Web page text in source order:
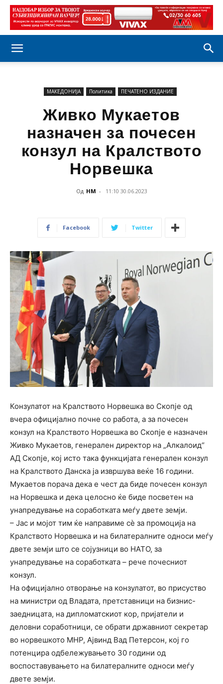
МАКЕДОНИЈА Политика ПЕЧАТЕНО ИЗДАНИЕ
Живко Мукаетов
назначен за почесен
конзул на Кралството
Норвешка
Од НМ - 11:10 30.06.2023
Facebook Twitter
Конзулатот на Кралството Норвешка во Скопје од
вчера официјално почне со работа, а за почесен
конзул на Кралството Норвешка во Скопје е назначен
Живко Мукаетов, генерален директор на „Алкалоид“
АД Скопје, кој исто така функцијата генерален конзул
на Кралството Данска ја извршува веќе 16 години.
Мукаетов порача дека е чест да биде почесен конзул
на Норвешка и дека целосно ќе биде посветен на
унапредување на соработката меѓу двете земји.
– Јас и мојот тим ќе направиме сѐ за промоција на
Кралството Норвешка и на билатералните односи меѓу
двете земји што се сојузници во НАТО, за
унапредување на соработката – рече почесниот
конзул.
На официјално отворање на конзулатот, во присуство
на министри од Владата, претставници на бизнис-
заедницата, на дипломатскиот кор, пријатели и
деловни соработници, се обрати државниот секретар
во норвешкото МНР, Ајвинд Вад Петерсон, кој го
потенцира одбележувањето 30 години од
воспоставувањето на билатералните односи меѓу
двете земји.